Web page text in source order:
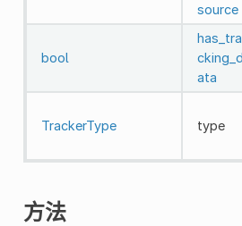
source
bool
has_tra
cking_d
ata
TrackerType type
方法